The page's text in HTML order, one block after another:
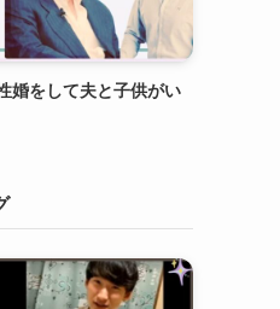
婚をして夫と子供がい